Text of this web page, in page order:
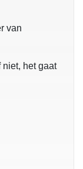
van
het gaat